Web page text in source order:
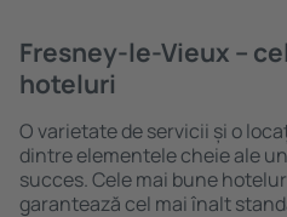
Fresney-le-Vieux –
hoteluri
O varietate de servicii și o
dintre elementele cheie ale
succes. Cele mai bune
garantează cel mai înalt